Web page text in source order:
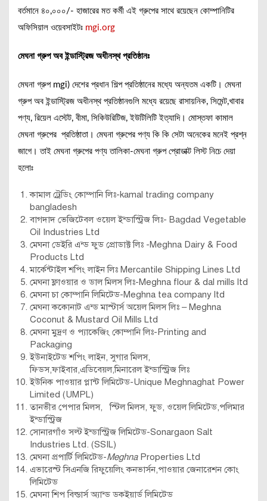
বর্তমানে ৪০,০০০/- হাজারের মত কর্মী এই গ্রুপের সাথে রয়েছেন কোম্পানিটির
অফিসিয়াল ওয়েবসাইটঃ mgi.org
মেঘনা গ্রুপ অব ইন্ডাস্ট্রিজ অধীনস্থ প্রতিষ্ঠানঃ
মেঘনা গ্রুপ mgi) দেশের প্রধান শিল্প প্রতিষ্ঠানের মধ্যে অন্যতম একটি। মেঘনা
গ্রুপ অব ইন্ডাস্ট্রিজ অধীনস্থ প্রতিষ্ঠানগুলি মধ্যে রয়েছে রাসায়নিক, সিমেন্ট,খাবার
পণ্য, রিয়েল এস্টেট, বীমা, সিকিউরিটিজ, ইউটিলিটি ইত্যাদি। মোস্তফা কামাল
মেঘনা গ্রুপের প্রতিষ্ঠাতা। মেঘনা গ্রুপের পণ্য কি কি সেটা অনেকের মনেই প্রশ্ন
জাগে। তাই মেঘনা গ্রুপের পণ্য তালিকা-মেঘনা গ্রুপ প্রোডাক্ট লিস্ট নিচে দেয়া
হলোঃ
কামাল ট্রেডিং কোম্পানি লিঃ-kamal trading company
bangladesh
বাগদাদ ভেজিটেবল ওয়েল ইন্ডাস্ট্রিজ লিঃ- Bagdad Vegetable
Oil Industries Ltd
মেঘনা ডেইরি এন্ড ফুড প্রোডাক্ট লিঃ -Meghna Dairy & Food
Products Ltd
মার্কেন্টাইল শপিং লাইন লিঃ Mercantile Shipping Lines Ltd
মেঘনা ফ্লাওয়ার ও ডাল মিলস লিঃ-Meghna flour & dal mills ltd
মেঘনা চা কোম্পানি লিমিটেড-Meghna tea company ltd
মেঘনা ককোনাট এন্ড মাস্টার্স অয়েল মিলস লিঃ – Meghna
Coconut & Mustard Oil Mills Ltd
মেঘনা মুদ্রণ ও প্যাকেজিং কোম্পানি লিঃ-Printing and
Packaging
ইউনাইটেড শপিং লাইন, সুগার মিলস,
ফিডস,ফাইবার,এডিবেয়ল,মিনারেল ইন্ডাস্ট্রিজ লিঃ
ইউনিক পাওয়ার প্লান্ট লিমিটেড-Unique Meghnaghat Power
Limited (UMPL)
তানভীর পেপার মিলস, স্টিল মিলস, ফুড, ওয়েল লিমিটেড,পলিমার
ইন্ডাস্ট্রিজ
সোনারগাঁও সল্ট ইন্ডাস্ট্রিজ লিমিটেড-Sonargaon Salt
Industries Ltd. (SSIL)
মেঘনা প্রপার্টি লিমিটেড-MeghnaProperties Ltd
এভারেস্ট সিএনজি রিফুয়েলিং কনভার্সন,পাওয়ার জেনারেশন কোং
লিমিটেড
মেঘনা শিপ বিল্ডার্স অ্যান্ড ডকইয়ার্ড লিমিটেড